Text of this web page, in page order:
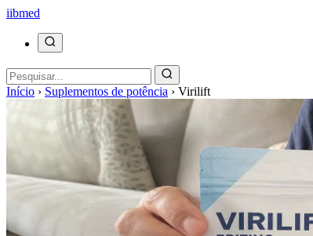
iibmed
Início › Suplementos de potência › Virilift